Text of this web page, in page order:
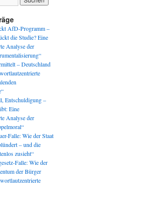
AfD-Programm –
die Studie? Eine
Analyse der
– Deutschland
Entschuldigung –
Eine
Analyse der
Falle: Wie der Staat
– und die
zusieht“
Falle: Wie der
der Bürger